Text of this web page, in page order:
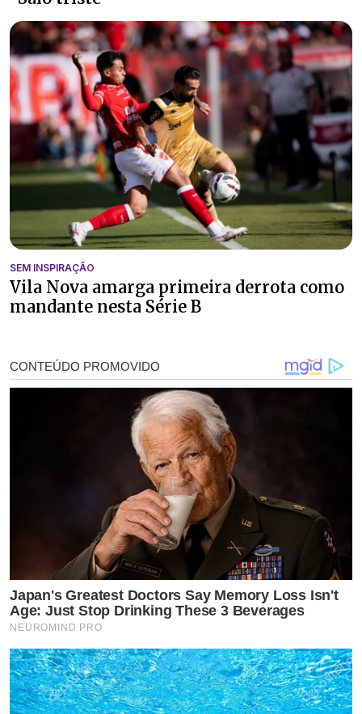
SEM INSPIRAÇÃO
Vila Nova amarga primeira derrota como
mandante nesta Série B